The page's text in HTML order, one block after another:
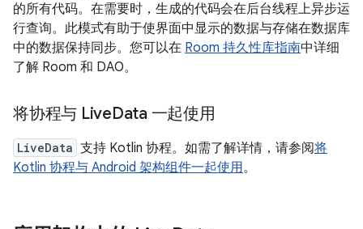
的所有代码。在需要时，生成的代码会在后台线程上异步运
行查询。此模式有助于使界面中显示的数据与存储在数据库
中的数据保持同步。您可以在 Room 持久性库指南中详细
了解 Room 和 DAO。
将协程与 LiveData 一起使用
LiveData 支持 Kotlin 协程。如需了解详情，请参阅将
Kotlin 协程与 Android 架构组件一起使用。